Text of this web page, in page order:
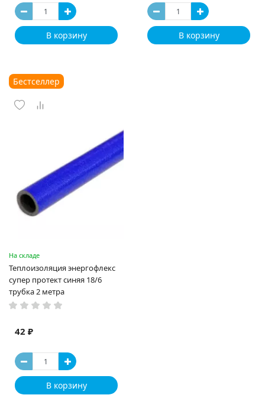
В корзину В корзину
Бестселлер
На складе
Теплоизоляция энергофлекс
супер протект синяя 18/6
трубка 2 метра
42 ₽
В корзину